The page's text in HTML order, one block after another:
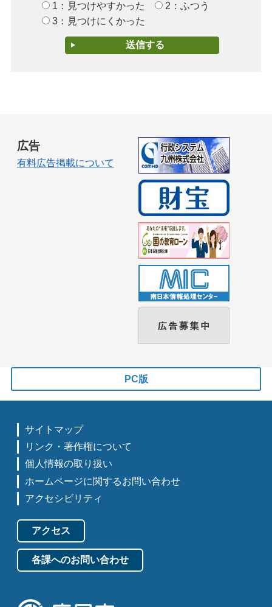
1：見つけやすかった
2：ふつう
3：見つけにくかった
広告
有料広告掲載について
PC版
サイトマップ
リンク・著作権について
個人情報の取り扱い
ホームページに関するお問い合わせ
アクセシビリティ
アクセス
各課へのお問い合わせ